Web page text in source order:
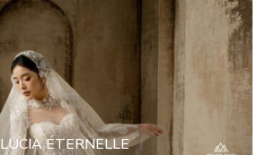
LUCIA ÉTERNELLE